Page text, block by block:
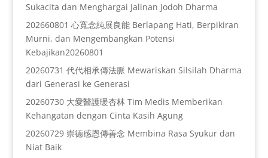
Sukacita dan Menghargai Jalinan Jodoh Dharma
202660801 心寬念純展良能 Berlapang Hati, Berpikiran
Murni, dan Mengembangkan Potensi
Kebajikan20260801
20260731 代代相承傳法脈 Mewariskan Silsilah Dharma
dari Generasi ke Generasi
20260730 大愛醫護暖杏林 Tim Medis Memberikan
Kehangatan dengan Cinta Kasih Agung
20260729 崇德感恩傳善念 Membina Rasa Syukur dan
Niat Baik